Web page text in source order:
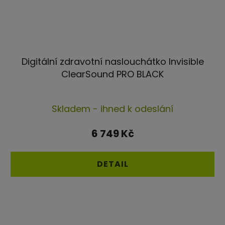
Digitální zdravotní naslouchátko Invisible
ClearSound PRO BLACK
hodnocení
produktu
5,0
z
Skladem - ihned k odeslání
6 749 Kč
DETAIL